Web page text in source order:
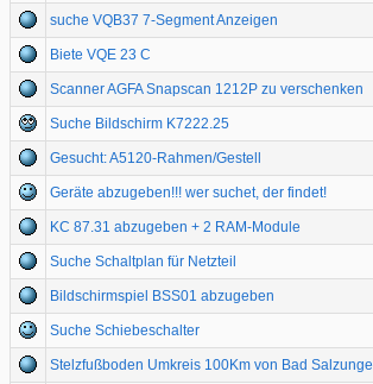
suche VQB37 7-Segment Anzeigen
Biete VQE 23 C
Scanner AGFA Snapscan 1212P zu verschenken
Suche Bildschirm K7222.25
Gesucht: A5120-Rahmen/Gestell
Geräte abzugeben!!! wer suchet, der findet!
KC 87.31 abzugeben + 2 RAM-Module
Suche Schaltplan für Netzteil
Bildschirmspiel BSS01 abzugeben
Suche Schiebeschalter
Stelzfußboden Umkreis 100Km von Bad